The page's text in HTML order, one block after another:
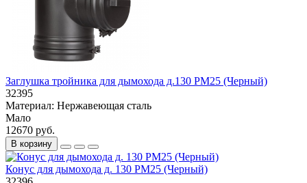
Заглушка тройника для дымохода д.130 PM25 (Черный)
32395
Материал: Нержавеющая сталь
Мало
12670 руб.
В корзину
Конус для дымохода д. 130 РМ25 (Черный)